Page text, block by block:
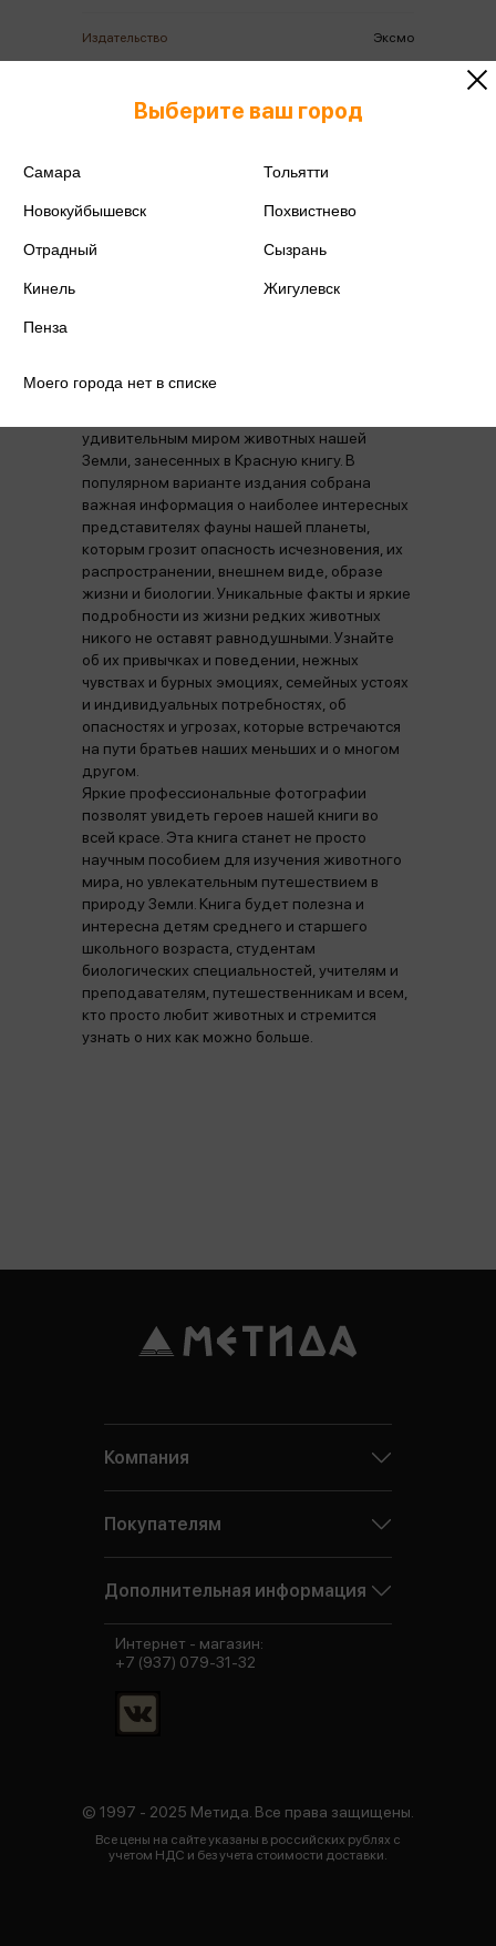
Издательство Эксмо
удивительным миром животных нашей
Земли, занесенных в Красную книгу. В
популярном варианте издания собрана
важная информация о наиболее интересных
представителях фауны нашей планеты,
которым грозит опасность исчезновения, их
распространении, внешнем виде, образе
жизни и биологии. Уникальные факты и яркие
подробности из жизни редких животных
никого не оставят равнодушными. Узнайте
об их привычках и поведении, нежных
чувствах и бурных эмоциях, семейных устоях
и индивидуальных потребностях, об
опасностях и угрозах, которые встречаются
на пути братьев наших меньших и о многом
другом.
Яркие профессиональные фотографии
позволят увидеть героев нашей книги во
всей красе. Эта книга станет не просто
научным пособием для изучения животного
мира, но увлекательным путешествием в
природу Земли. Книга будет полезна и
интересна детям среднего и старшего
школьного возраста, студентам
биологических специальностей, учителям и
преподавателям, путешественникам и всем,
кто просто любит животных и стремится
узнать о них как можно больше.
Выберите ваш город
Самара Тольятти
Новокуйбышевск Похвистнево
Отрадный Сызрань
Кинель Жигулевск
Пенза
Моего города нет в списке
Компания
Покупателям
Дополнительная информация
© 1997 - 2025 Метида. Все права защищены.
Все цены на сайте указаны в российских рублях с
учетом НДС и без учета стоимости доставки.
Интернет - магазин:
+7 (937) 079-31-32